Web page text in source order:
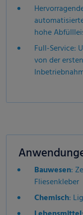
hohe
Full-Service:
von der
Bauwesen:
Fliesenkleber
Chemisch: